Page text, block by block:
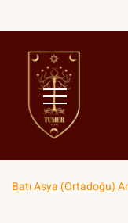
Batı Asya (Ortadoğu)